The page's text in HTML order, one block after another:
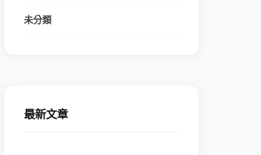
未分類
最新文章